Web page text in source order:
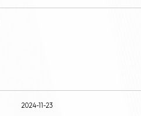
2024-11-23